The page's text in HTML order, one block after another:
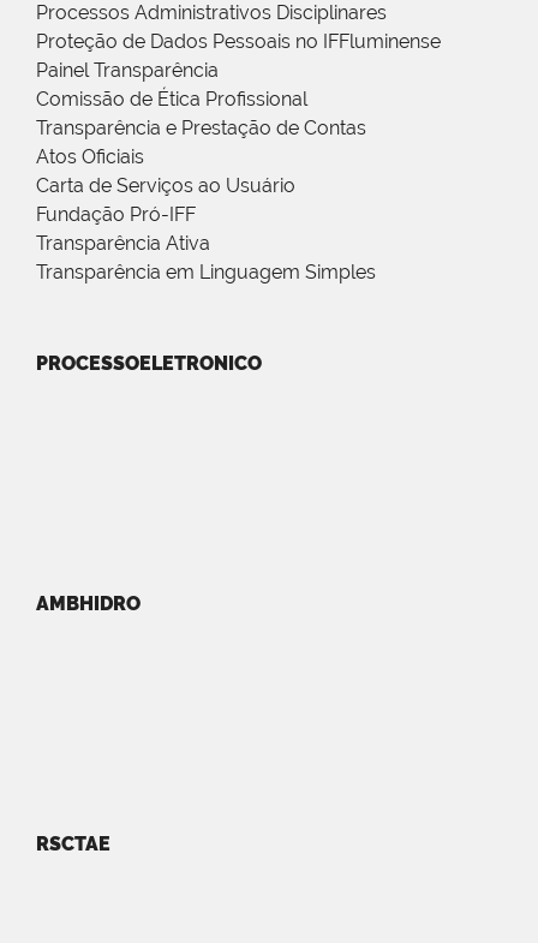
Processos Administrativos Disciplinares
Proteção de Dados Pessoais no IFFluminense
Painel Transparência
Comissão de Ética Profissional
Transparência e Prestação de Contas
Atos Oficiais
Carta de Serviços ao Usuário
Fundação Pró-IFF
Transparência Ativa
Transparência em Linguagem Simples
PROCESSOELETRONICO
AMBHIDRO
RSCTAE